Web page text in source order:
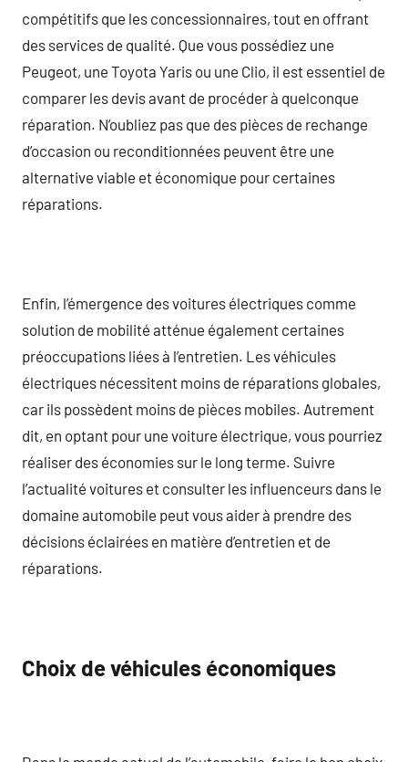
compétitifs que les concessionnaires, tout en offrant
des services de qualité. Que vous possédiez une
Peugeot, une Toyota Yaris ou une Clio, il est essentiel de
comparer les devis avant de procéder à quelconque
réparation. N’oubliez pas que des pièces de rechange
d’occasion ou reconditionnées peuvent être une
alternative viable et économique pour certaines
réparations.
Enfin, l’émergence des voitures électriques comme
solution de mobilité atténue également certaines
préoccupations liées à l’entretien. Les véhicules
électriques nécessitent moins de réparations globales,
car ils possèdent moins de pièces mobiles. Autrement
dit, en optant pour une voiture électrique, vous pourriez
réaliser des économies sur le long terme. Suivre
l’actualité voitures et consulter les influenceurs dans le
domaine automobile peut vous aider à prendre des
décisions éclairées en matière d’entretien et de
réparations.
Choix de véhicules économiques